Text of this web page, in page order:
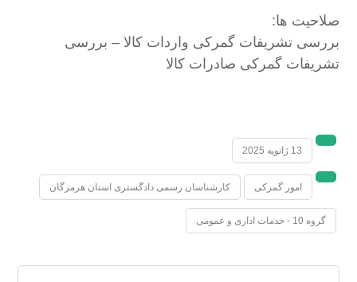
صلاحیت ها:
بررسی تشریفات گمرکی واردات کالا – بررسی
تشریفات گمرکی صادرات کالا
13 ژانویه 2025
امور گمرکی کارشناسان رسمی دادگستری استان هرمزگان
گروه 10 - خدمات اداری و عمومی